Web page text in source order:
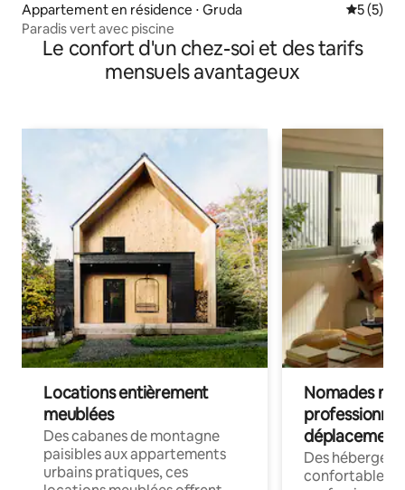
Appartement en résidence ⋅ Gruda
5 (5)
Paradis vert avec piscine
Le confort d'un chez-soi et des tarifs
mensuels avantageux
Locations entièrement
meublées
Des cabanes de montagne
paisibles aux appartements
urbains pratiques, ces
Nomades
déplacement
Des
confortables